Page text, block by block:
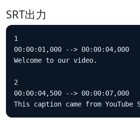
SRT出力
1
00:00:01,000 --> 00:00:04,000
Welcome to our video.
2
00:00:04,500 --> 00:00:07,000
This caption came from YouTube